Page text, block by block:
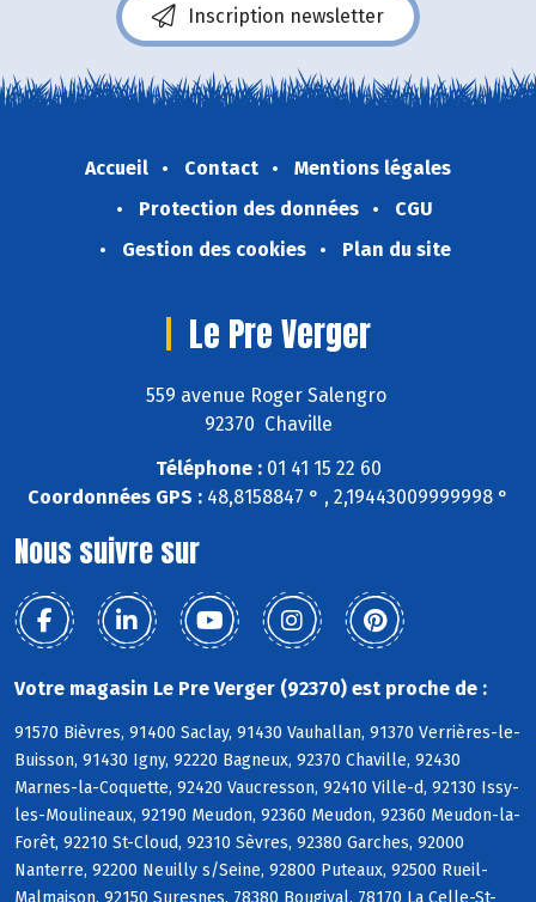
Inscription newsletter
Accueil Contact
Mentions légales
Protection des données
CGU
Gestion des cookies
Plan du site
Le Pre Verger
559 avenue Roger Salengro
92370 Chaville
Téléphone :01 41 15 22 60
Coordonnées GPS : 48,8158847 ° , 2,19443009999998 °
Nous suivre sur
Votre magasin Le Pre Verger (92370) est proche de :
91570 Bièvres, 91400 Saclay, 91430 Vauhallan, 91370 Verrières-le-
Buisson, 91430 Igny, 92220 Bagneux, 92370 Chaville, 92430
Marnes-la-Coquette, 92420 Vaucresson, 92410 Ville-d, 92130 Issy-
les-Moulineaux, 92190 Meudon, 92360 Meudon, 92360 Meudon-la-
Forêt, 92210 St-Cloud, 92310 Sèvres, 92380 Garches, 92000
Nanterre, 92200 Neuilly s/Seine, 92800 Puteaux, 92500 Rueil-
Malmaison, 92150 Suresnes, 78380 Bougival, 78170 La Celle-St-